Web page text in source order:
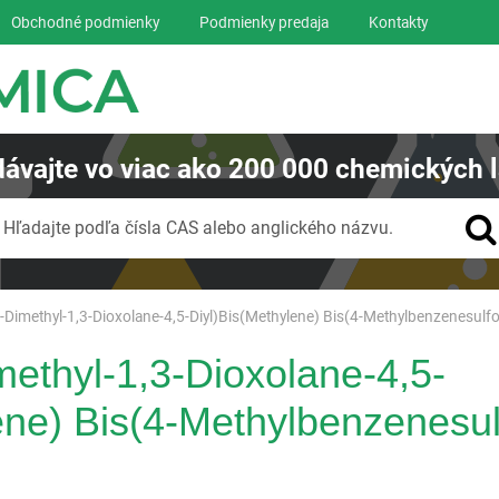
Dimethyl-1,3-Dioxolane-4,5-Diyl)Bis(Methylene) Bis(4-
1,3-Dioxolane-4,5-
Bis(4-
Obchodné podmienky Podmienky predaja Kontakty
vo viac ako200 000 chemických
Hľadajte podľa čísla CAS alebo anglického názvu.